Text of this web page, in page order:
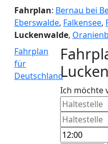
Fahrplan: Bernau bei
Eberswalde, Falkensee,
Luckenwalde,
Fahrplan
für
Deutschland
Ich möchte